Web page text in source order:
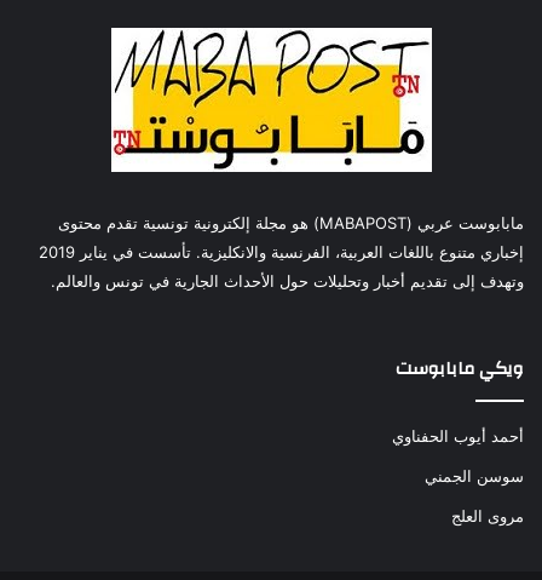
مابابوست عربي (MABAPOST) هو مجلة إلكترونية تونسية تقدم محتوى
إخباري متنوع باللغات العربية، الفرنسية والانكليزية. تأسست في يناير 2019
وتهدف إلى تقديم أخبار وتحليلات حول الأحداث الجارية في تونس والعالم.
ويكي مابابوست
أحمد أيوب الحفناوي
سوسن الجمني
مروى العلج